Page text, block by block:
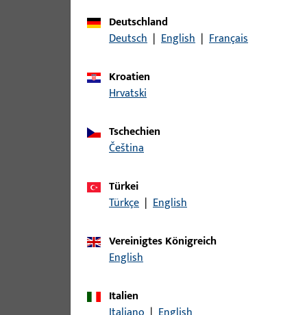
Zu diesem Produkt gibt es folgende Varianten:
B-78430-04-0-1 | Drückerstift |
B-78430-05-0-1 | Drückerstift |
B-78430-07-0-1 | Drückerstift |
Deutschland
Deutsch | English | Français
Kroatien
Hrvatski
Tschechien
čeština
Türkei
Türkçe | English
Vereinigtes Königreich
English
Italien